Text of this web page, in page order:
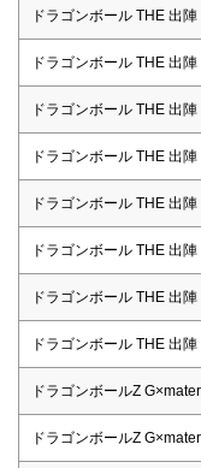
ドラゴンボール THE 出
ドラゴンボール THE 出
ドラゴンボール THE 出
ドラゴンボール THE 出
ドラゴンボール THE 出
ドラゴンボール THE 出
ドラゴンボール THE 出陣
ドラゴンボール THE 出
ドラゴンボールZ
ドラゴンボールZ